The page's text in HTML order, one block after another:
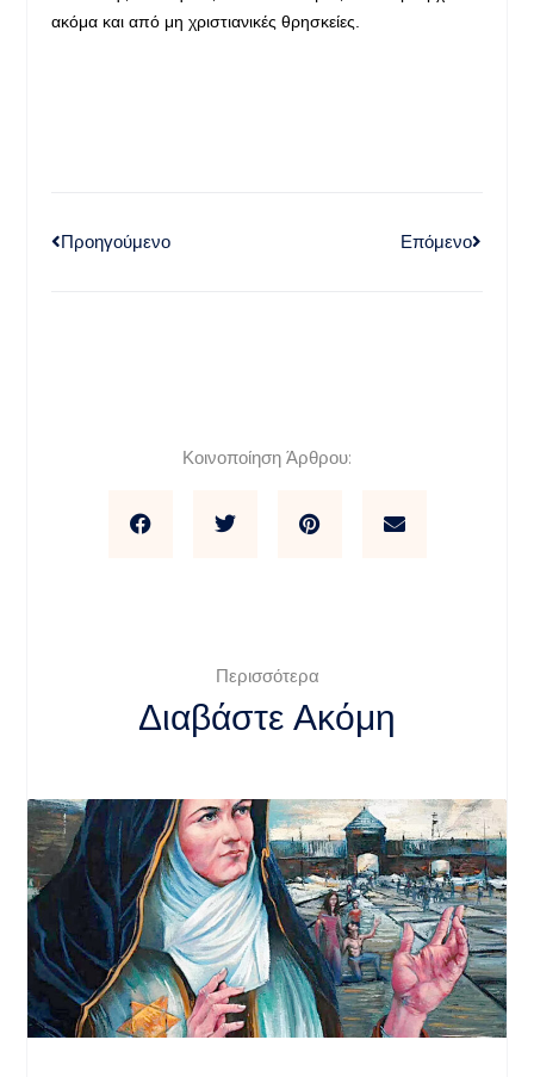
ακόμα και από μη χριστιανικές θρησκείες.
Προηγούμενο Επόμενο
Κοινοποίηση Άρθρου:
Περισσότερα
Διαβάστε Ακόμη